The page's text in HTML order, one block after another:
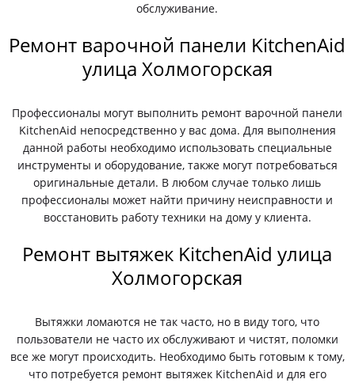
обслуживание.
Ремонт варочной панели KitchenAid
улица Холмогорская
Профессионалы могут выполнить ремонт варочной панели
KitchenAid непосредственно у вас дома. Для выполнения
данной работы необходимо использовать специальные
инструменты и оборудование, также могут потребоваться
оригинальные детали. В любом случае только лишь
профессионалы может найти причину неисправности и
восстановить работу техники на дому у клиента.
Ремонт вытяжек KitchenAid улица
Холмогорская
Вытяжки ломаются не так часто, но в виду того, что
пользователи не часто их обслуживают и чистят, поломки
все же могут происходить. Необходимо быть готовым к тому,
что потребуется ремонт вытяжек KitchenAid и для его